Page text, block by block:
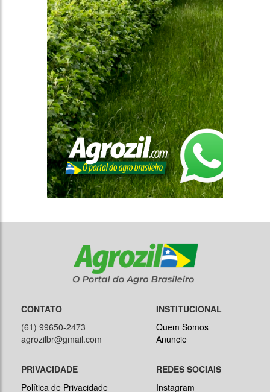
CONTATO
(61) 99650-2473
agrozilbr@gmail.com
INSTITUCIONAL
Quem Somos
Anuncie
PRIVACIDADE
Política de Privacidade
REDES SOCIAIS
Instagram